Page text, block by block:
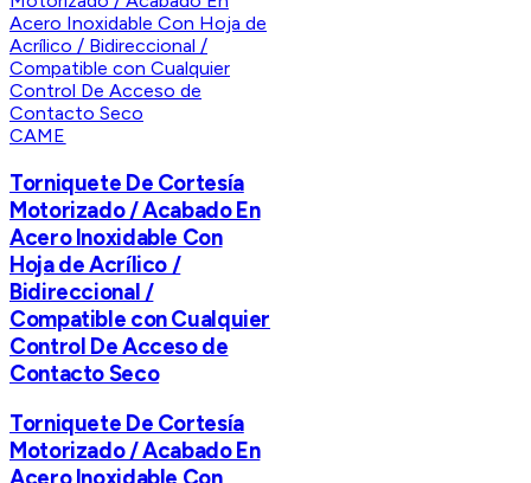
CAME
Torniquete De Cortesía
Motorizado / Acabado En
Acero Inoxidable Con
Hoja de Acrílico /
Bidireccional /
Compatible con Cualquier
Control De Acceso de
Contacto Seco
Torniquete De Cortesía
Motorizado / Acabado En
Acero Inoxidable Con